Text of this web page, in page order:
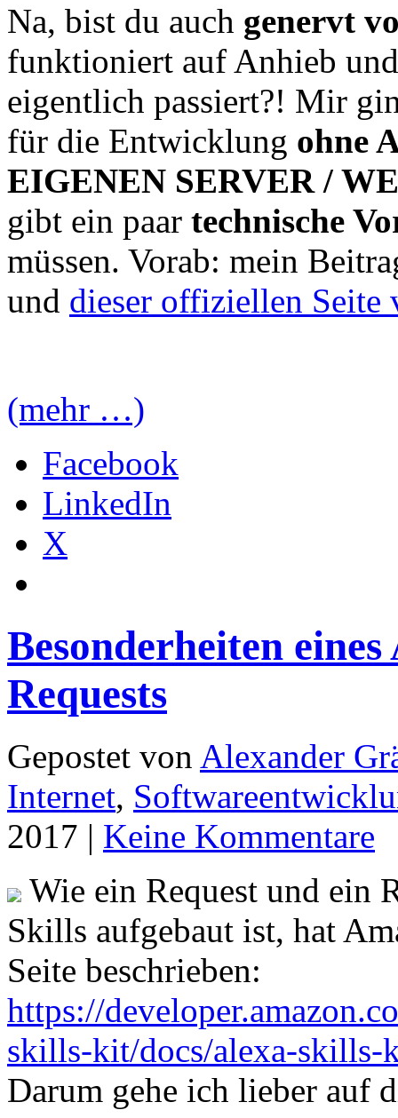
Na, bist du auch genervt
funktioniert auf Anhieb
eigentlich passiert?! Mir
für die Entwicklung ohne
EIGENEN SERVER /
gibt ein paar technische
müssen. Vorab: mein
und dieser offiziellen Seite
(mehr …)
Facebook
LinkedIn
X
Besonderheiten
Requests
Gepostet von Alexander
Internet,
2017 | Keine Kommentare
Wie ein Request und ein
Skills aufgebaut ist, hat
Seite beschrieben:
https://
skills-kit/docs/alexa-skills-
Darum gehe ich lieber auf